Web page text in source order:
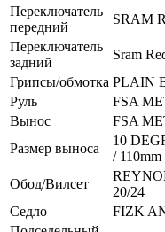
Переключатель
передний
SRAM
Переключатель
задний
Sram
Грипсы/обмотка PLAIN
Руль
FSA
Вынос
FSA
Размер выноса
10
/ 110mm
Обод/Вилсет
20/24
Седло
FIZK